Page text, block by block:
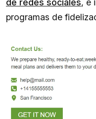
de redes sociales, e
programas de